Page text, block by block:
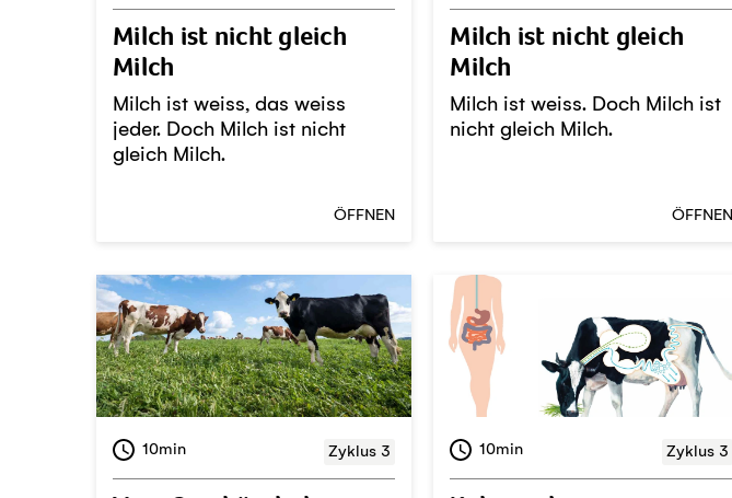
Milch ist nicht gleich
Milch
Milch ist weiss, das weiss
jeder. Doch Milch ist nicht
gleich Milch.
ÖFFNEN
Milch ist nicht gleich
Milch
Milch ist weiss. Doch Milch ist
nicht gleich Milch.
ÖFFNEN
10min Zyklus 3 10min Zyklus 3